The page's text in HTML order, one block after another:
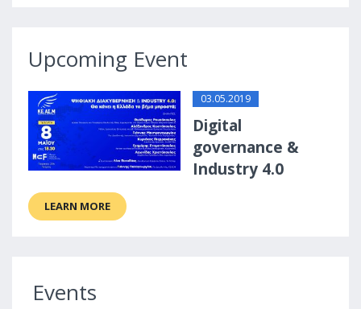
Upcoming Event
03.05.2019
Digital
governance &
Industry 4.0
LEARN MORE
Events